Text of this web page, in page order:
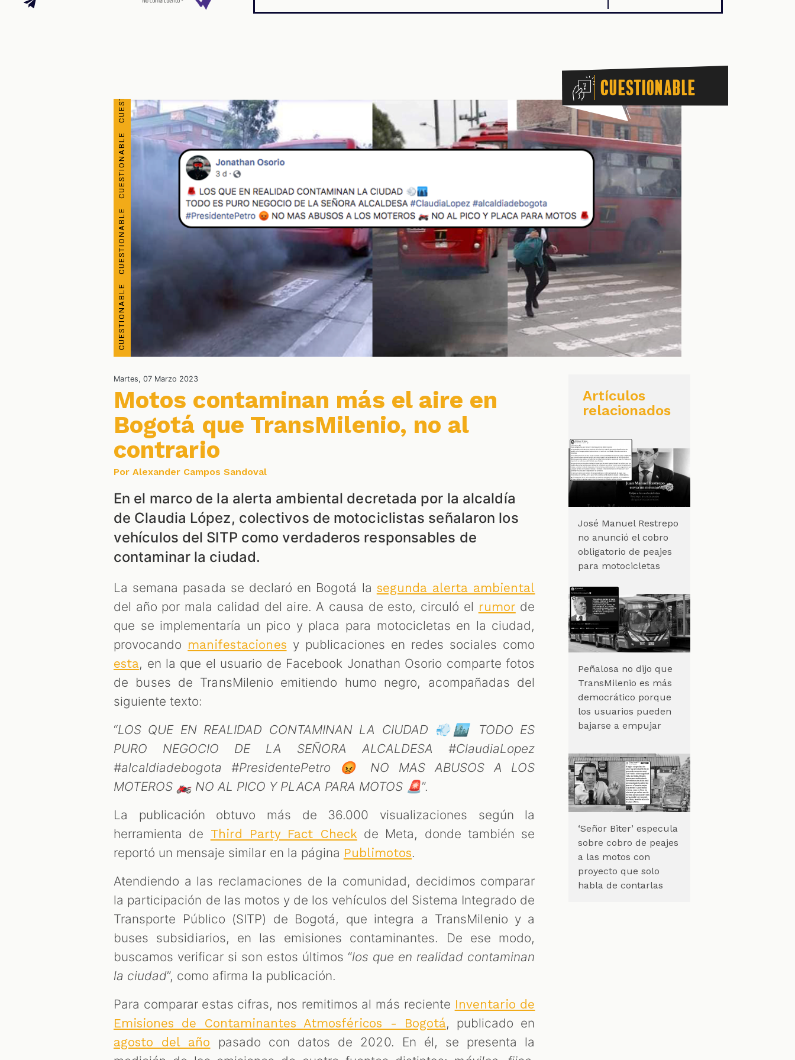
Cuestionable
Martes, 07 Marzo 2023
Motos contaminan más el aire en
Bogotá que TransMilenio, no al
contrario
Por Alexander Campos Sandoval
En el marco de la alerta ambiental decretada por la alcaldía
de Claudia López, colectivos de motociclistas señalaron los
vehículos del SITP como verdaderos responsables de
contaminar la ciudad.
La semana pasada se declaró en Bogotá la segunda alerta ambiental
del año por mala calidad del aire. A causa de esto, circuló el rumor de
que se implementaría un pico y placa para motocicletas en la ciudad,
provocando manifestaciones y publicaciones en redes sociales como
esta, en la que el usuario de Facebook Jonathan Osorio comparte fotos
de buses de TransMilenio emitiendo humo negro, acompañadas del
siguiente texto:
“LOS QUE EN REALIDAD CONTAMINAN LA CIUDAD 💨🏙️ TODO ES
PURO NEGOCIO DE LA SEÑORA ALCALDESA #ClaudiaLopez
#alcaldiadebogota #PresidentePetro 😡 NO MAS ABUSOS A LOS
MOTEROS 🏍️ NO AL PICO Y PLACA PARA MOTOS 🚨”.
La publicación obtuvo más de 36.000 visualizaciones según la
herramienta de Third Party Fact Check de Meta, donde también se
reportó un mensaje similar en la página Publimotos.
Atendiendo a las reclamaciones de la comunidad, decidimos comparar
la participación de las motos y de los vehículos del Sistema Integrado de
Transporte Público (SITP) de Bogotá, que integra a TransMilenio y a
buses subsidiarios, en las emisiones contaminantes. De ese modo,
buscamos verificar si son estos últimos “los que en realidad contaminan
la ciudad”, como afirma la publicación.
Para comparar estas cifras, nos remitimos al más reciente Inventario de
Emisiones de Contaminantes Atmosféricos - Bogotá, publicado en
agosto del año pasado con datos de 2020. En él, se presenta la
Artículos
relacionados
José Manuel Restrepo
no anunció el cobro
obligatorio de peajes
para motocicletas
Peñalosa no dijo que
TransMilenio es más
democrático porque
los usuarios pueden
bajarse a empujar
‘Señor Biter’ especula
sobre cobro de peajes
a las motos con
proyecto que solo
habla de contarlas